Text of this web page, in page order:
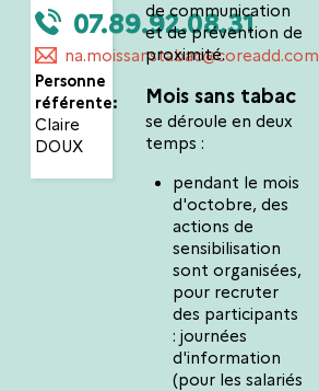
07.89.92.08.31
na.moissanstabac@coreadd.com
Personne
référente:
Claire
DOUX
de communication
et de prévention de
proximité.
Mois sans tabac
se déroule en deux
temps :
pendant le mois
d'octobre, des
actions de
sensibilisation
sont organisées,
pour recruter
des participants
: journées
d'information
(pour les salariés